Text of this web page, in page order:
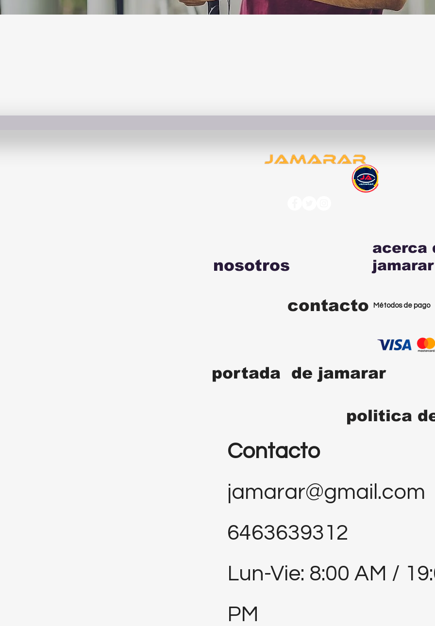
acerca
jamarar
nosotros
contacto Métodos de pago
portada de jamarar
politica
Contacto
jamarar@gmail.com
6463639312
Lun-Vie: 8:00 AM /
PM